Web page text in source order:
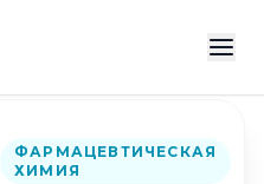
ФАРМАЦЕВТИЧЕСКАЯ
ХИМИЯ